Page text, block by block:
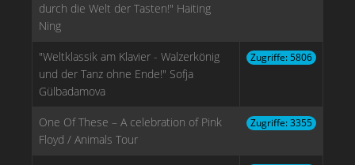
durch die Welt der Tasten!" Haiting
Ning
"Weltklassik am Klavier - Walzerkönig
und der Tanz ohne Ende!" Sofja
Gülbadamova
Zugriffe: 5806
One Of These – A celebration of Pink
Floyd / Animals Tour
Zugriffe: 3355